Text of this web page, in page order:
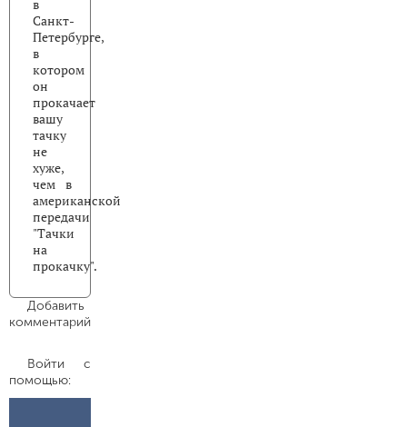
в
Санкт-
Петербурге,
в
котором
он
прокачает
вашу
тачку
не
хуже,
чем в
американской
передачи
"Тачки
на
прокачку".
Добавить
комментарий
Войти с
помощью: